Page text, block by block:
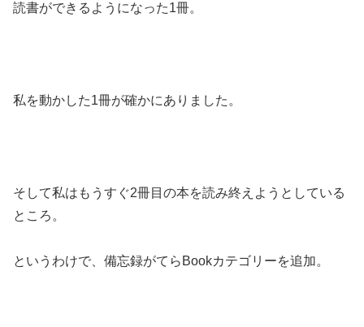
読書ができるようになった1冊。
私を動かした1冊が確かにありました。
そして私はもうすぐ2冊目の本を読み終えようとしている
ところ。
というわけで、備忘録がてらBookカテゴリーを追加。